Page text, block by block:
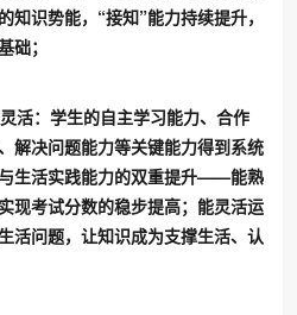
知识势能，“接知”能力持续提升，
础；
活：学生的自主学习能力、合作
解决问题能力等关键能力得到系统
生活实践能力的双重提升——能熟
现考试分数的稳步提高；能灵活运
活问题，让知识成为支撑生活、认